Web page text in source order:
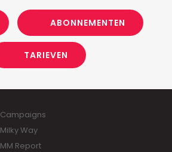
ABONNEMENTEN
TARIEVEN
Campaigns
Milky Way
MM Report